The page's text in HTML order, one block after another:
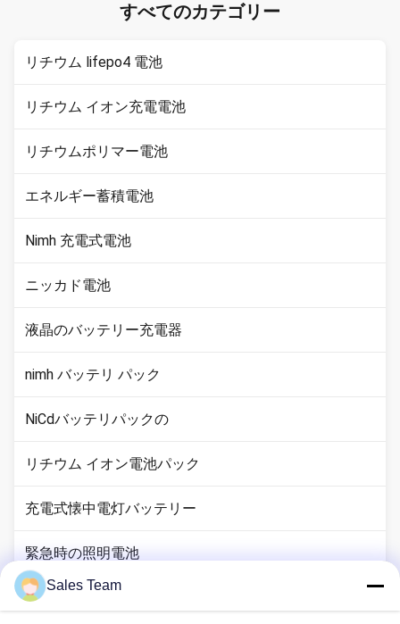
DG免許証は海外海空配達および
電池のパックの機能および指定:
いる電池のパックをcutomized
すべてのカテゴリー
リチウム lifepo4 電池
リチウム イオン充電電池
リチウムポリマー電池
エネルギー蓄積電池
Nimh 充電式電池
ニッカド電池
液晶のバッテリー充電器
nimh バッテリ パック
NiCdバッテリパックの
リチウム イオン電池パック
充電式懐中電灯バッテリー
緊急時の照明電池
李Mno2電池
Sales Team